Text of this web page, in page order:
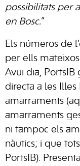
possibilitats per
en Bosc.”
Els números de
per ells
Avui dia, PortsIB
directa a les Illes
amarraments
amarraments
ni tampoc els
nàutics; i que
PortsIB).